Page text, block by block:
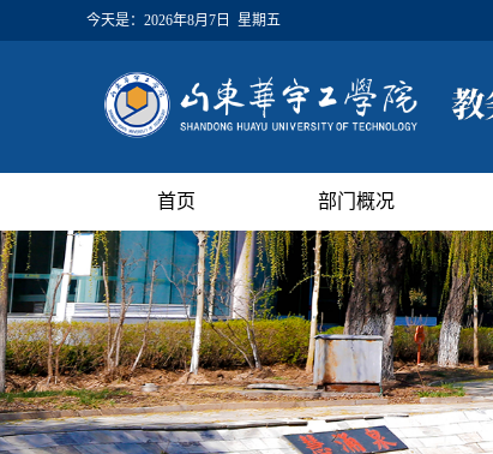
今天是： 2026年8月7日 星期五
首页 部门概况